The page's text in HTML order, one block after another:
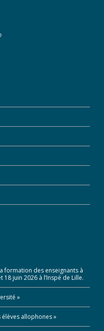
formation des enseignants à
juin 2026 à l’Inspé de Lille.
»
élèves allophones »